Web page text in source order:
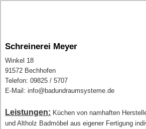
Schreinerei Meyer
Winkel 18
91572 Bechhofen
Telefon: 09825 / 5707
E-Mail: info@badundraumsysteme.de
Leistungen: Küchen von namhaften
und Altholz Badmöbel aus eigener Fertigung